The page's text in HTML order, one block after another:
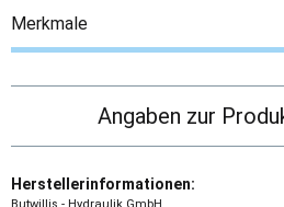
Merkmale
Angaben zur
Herstellerinformationen:
Butwillis - Hydraulik GmbH